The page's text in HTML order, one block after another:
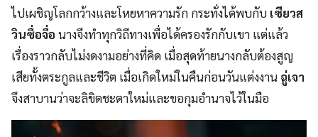
ไปเผชิญโลกกว้างและโหยหาความรัก กระทั่งได้พบกับ เซียวส
วินซื่อจื่อ นางจึงทำทุกวิถีทางเพื่อได้ครองรักกับเขา แต่แล้ว
เรื่องราวกลับไม่งดงามอย่างที่คิด เมื่อสุดท้ายนางกลับต้องสูญ
เสียทั้งตระกูลและชีวิต เมื่อเกิดใหม่ในคืนก่อนวันแต่งงาน ฉู่เจา
จึงสาบานว่าจะลิขิตชะตาใหม่และขอกุมอำนาจไว้ในมือ